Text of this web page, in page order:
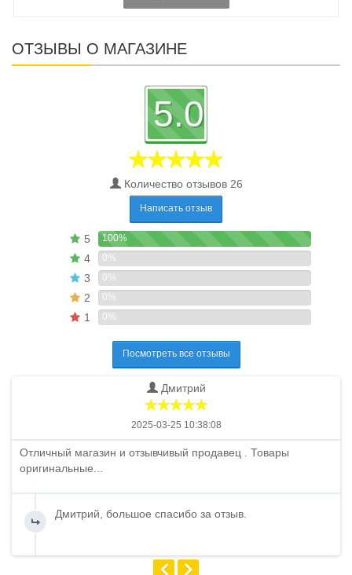
ОТЗЫВЫ О МАГАЗИНЕ
5.0
Количество отзывов 26
Написать отзыв
5 100%
4 0%
3 0%
2 0%
1 0%
Посмотреть все отзывы
Дмитрий
2025-03-25 10:38:08
Отличный магазин и отзывчивый продавец . Товары
оригинальные...
Дмитрий, большое спасибо за отзыв.